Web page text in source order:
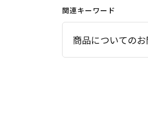
関連キーワード
商品についての